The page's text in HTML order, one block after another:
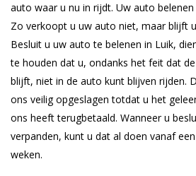
auto waar u nu in rijdt. Uw auto
Zo verkoopt u uw auto niet, maar blijft
Besluit u uw auto te belenen in Luik,
te houden dat u, ondanks het feit dat
blijft, niet in de auto kunt blijven rijden.
ons veilig opgeslagen totdat u het
ons heeft terugbetaald. Wanneer u
verpanden, kunt u dat al doen vanaf
weken.